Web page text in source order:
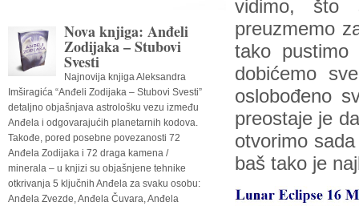
Nova knjiga: Anđeli
Zodijaka – Stubovi
Svesti
Najnovija knjiga Aleksandra
Imširagića “Anđeli Zodijaka – Stubovi Svesti”
detaljno objašnjava astrološku vezu između
Anđela i odgovarajućih planetarnih kodova.
Takođe, pored posebne povezanosti 72
Anđela Zodijaka i 72 draga kamena /
minerala – u knjizi su objašnjene tehnike
otkrivanja 5 ključnih Anđela za svaku osobu:
Anđela Zvezde, Anđela Čuvara, Anđela
vidimo, što
preuzmemo
tako pustimo
dobićemo
oslobođeno
preostaje je
otvorimo
baš tako je